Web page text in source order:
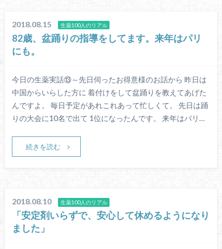
2018.08.15 生薬100人のリアル
82歳、盆踊りの指導をしてます。来年はパリ
にも。
今日の生薬実話⑬～先日伺ったお得意様のお話から 昨日は
中国からいらした方に 着付けをして盆踊りを教えてあげた
んですよ。 毎日予定があれこれあって忙しくて。 先日は踊
りの大会に10名で出て 1位になったんです。 来年はパリ…
続きを読む
2018.08.10 生薬100人のリアル
「安定剤いらずで、安心して休めるようになり
ました」